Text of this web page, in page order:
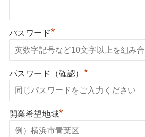
パスワード*
パスワード（確認） *
開業希望地域*